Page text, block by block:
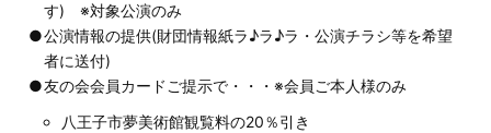
す) ※対象公演のみ
公演情報の提供(財団情報紙ラ♪ラ♪ラ・公演チラシ等を希望
者に送付)
友の会会員カードご提示で・・・※会員ご本人様のみ
八王子市夢美術館観覧料の20％引き